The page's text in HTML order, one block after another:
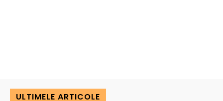
ULTIMELE ARTICOLE